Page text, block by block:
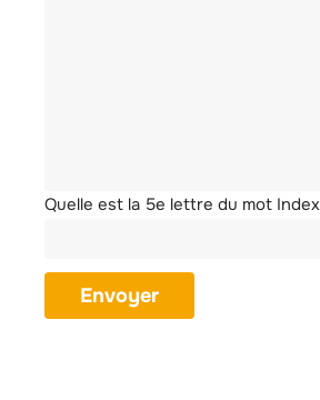
Quelle est la 5e lettre du mot